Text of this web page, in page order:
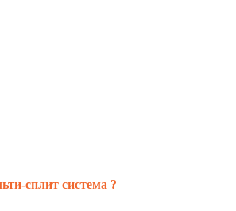
сплит система ?